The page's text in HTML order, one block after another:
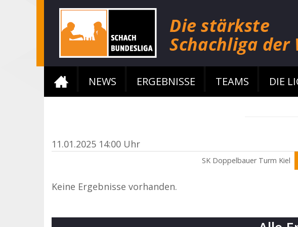
NEWS ERGEBNISSE TEAMS DIE
11.01.2025 14:00 Uhr
SK Doppelbauer Turm Kiel
Keine Ergebnisse vorhanden.